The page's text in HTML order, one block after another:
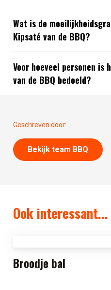
Wat is de
Kipsaté van de BBQ?
Voor hoeveel personen is
van de BBQ bedoeld?
Geschreven door:
Bekijk team BBQ
Ook interessant...
Broodje bal